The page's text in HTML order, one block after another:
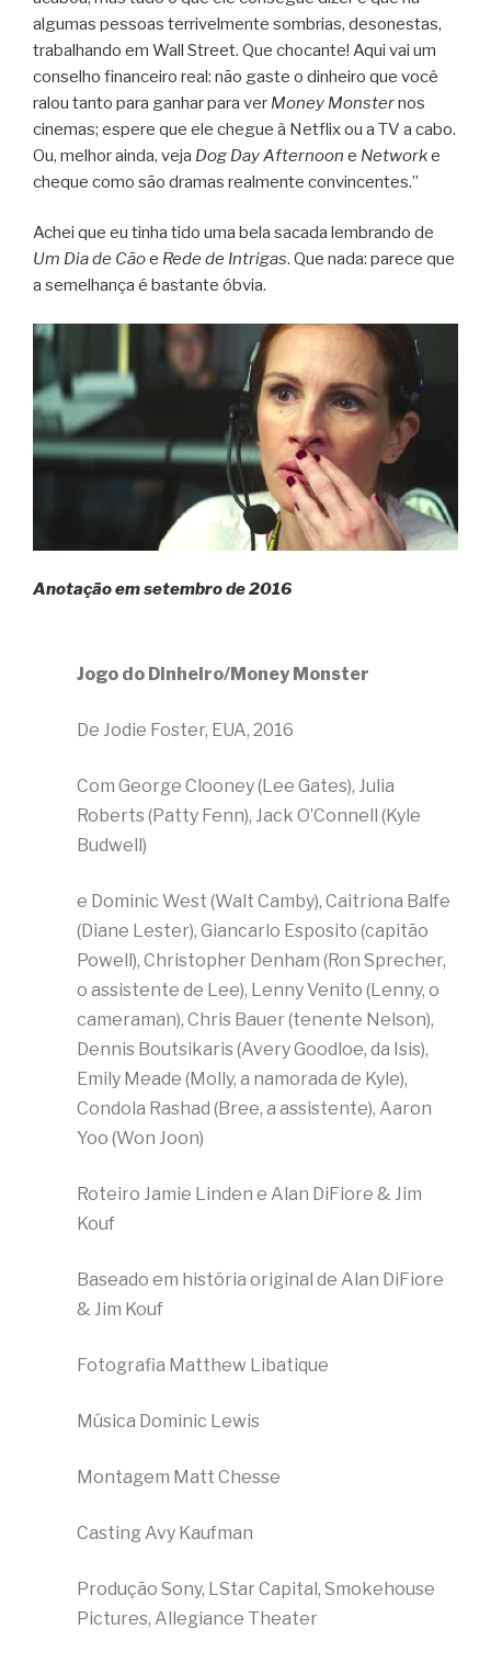
algumas pessoas terrivelmente sombrias, desonestas,
trabalhando em Wall Street. Que chocante! Aqui vai um
conselho financeiro real: não gaste o dinheiro que você
ralou tanto para ganhar para ver Money Monsternos
cinemas; espere que ele chegue à Netflix ou a TV a cabo.
Ou, melhor ainda, veja Dog Day Afternoon e Networke
cheque como são dramas realmente convincentes.”
Achei que eu tinha tido uma bela sacada lembrando de
Um Dia de Cãoe Rede de Intrigas. Que nada: parece que
a semelhança é bastante óbvia.
Anotação em setembro de 2016
Jogo do Dinheiro/Money Monster
De Jodie Foster, EUA, 2016
Com George Clooney (Lee Gates), Julia
Roberts (Patty Fenn), Jack O’Connell (Kyle
Budwell)
e Dominic West (Walt Camby), Caitriona Balfe
(Diane Lester), Giancarlo Esposito (capitão
Powell), Christopher Denham (Ron Sprecher,
o assistente de Lee), Lenny Venito (Lenny, o
cameraman), Chris Bauer (tenente Nelson),
Dennis Boutsikaris (Avery Goodloe, da Isis),
Emily Meade (Molly, a namorada de Kyle),
Condola Rashad (Bree, a assistente), Aaron
Yoo (Won Joon)
Roteiro Jamie Linden e Alan DiFiore & Jim
Kouf
Baseado em história original de Alan DiFiore
& Jim Kouf
Fotografia Matthew Libatique
Música Dominic Lewis
Montagem Matt Chesse
Casting Avy Kaufman
Produção Sony, LStar Capital, Smokehouse
Pictures, Allegiance Theater